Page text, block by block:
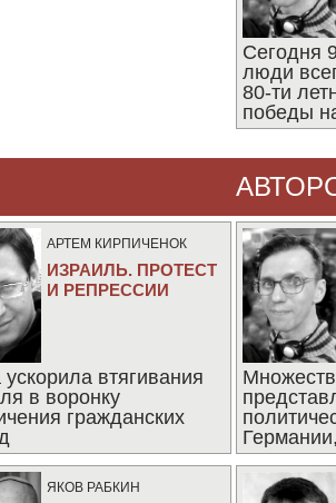
Сегодня
люди
80-ти
победы
АРТЕМ КИРПИЧЕНОК
ИЗРАИЛЬ. ПРОТЕСТ
И РЕПРЕССИИ
втягивания
в воронку
гражданских
ЯКОВ РАБКИН